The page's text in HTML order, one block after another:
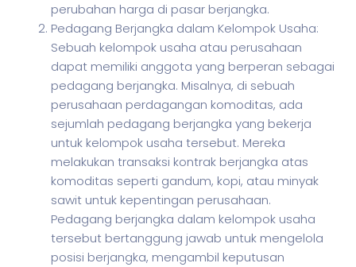
perubahan harga di pasar berjangka.
Pedagang Berjangka dalam Kelompok Usaha:
Sebuah kelompok usaha atau perusahaan
dapat memiliki anggota yang berperan sebagai
pedagang berjangka. Misalnya, di sebuah
perusahaan perdagangan komoditas, ada
sejumlah pedagang berjangka yang bekerja
untuk kelompok usaha tersebut. Mereka
melakukan transaksi kontrak berjangka atas
komoditas seperti gandum, kopi, atau minyak
sawit untuk kepentingan perusahaan.
Pedagang berjangka dalam kelompok usaha
tersebut bertanggung jawab untuk mengelola
posisi berjangka, mengambil keputusan